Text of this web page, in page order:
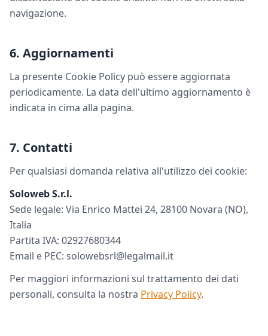
navigazione.
6. Aggiornamenti
La presente Cookie Policy può essere aggiornata
periodicamente. La data dell'ultimo aggiornamento è
indicata in cima alla pagina.
7. Contatti
Per qualsiasi domanda relativa all'utilizzo dei cookie:
Soloweb S.r.l.
Sede legale: Via Enrico Mattei 24, 28100 Novara (NO),
Italia
Partita IVA: 02927680344
Email e PEC: solowebsrl@legalmail.it
Per maggiori informazioni sul trattamento dei dati
personali, consulta la nostra Privacy Policy.